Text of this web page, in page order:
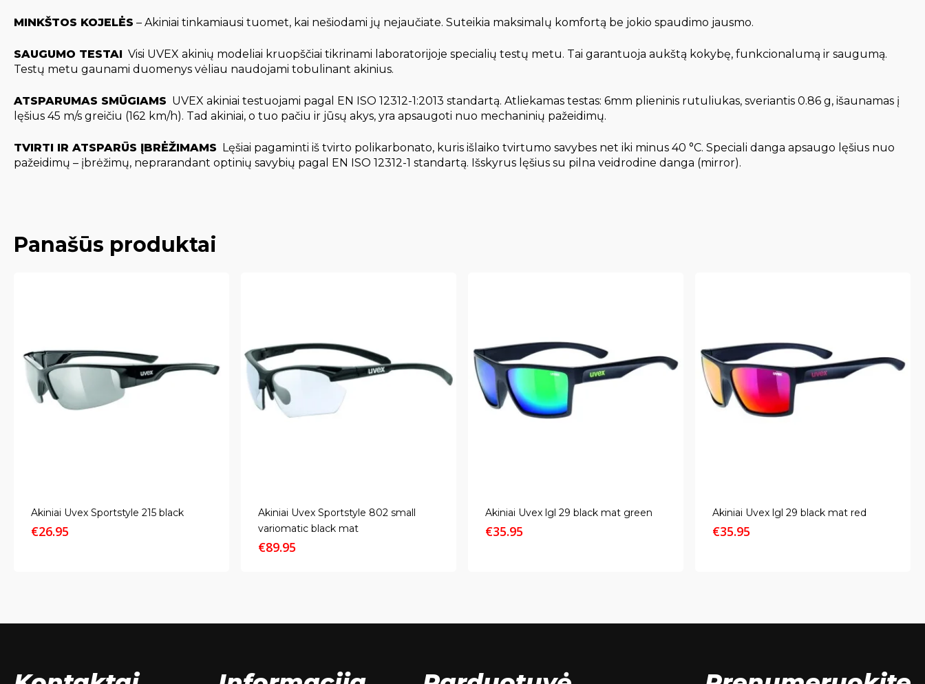
MINKŠTOS KOJELĖS – Akiniai tinkamiausi tuomet, kai nešiodami jų nejaučiate. Suteikia maksimalų komfortą be jokio spaudimo jausmo.
SAUGUMO TESTAI  Visi UVEX akinių modeliai kruopščiai tikrinami laboratorijoje specialių testų metu. Tai garantuoja aukštą kokybę, funkcionalumą ir saugumą.
Testų metu gaunami duomenys vėliau naudojami tobulinant akinius.
ATSPARUMAS SMŪGIAMS  UVEX akiniai testuojami pagal EN ISO 12312-1:2013 standartą. Atliekamas testas: 6mm plieninis rutuliukas, sveriantis 0.86 g, išaunamas į
lęšius 45 m/s greičiu (162 km/h). Tad akiniai, o tuo pačiu ir jūsų akys, yra apsaugoti nuo mechaninių pažeidimų.
TVIRTI IR ATSPARŪS ĮBRĖŽIMAMS  Lęšiai pagaminti iš tvirto polikarbonato, kuris išlaiko tvirtumo savybes net iki minus 40 °C. Speciali danga apsaugo lęšius nuo
pažeidimų – įbrėžimų, neprarandant optinių savybių pagal EN ISO 12312-1 standartą. Išskyrus lęšius su pilna veidrodine danga (mirror).
Panašūs produktai
Akiniai Uvex Sportstyle 215 black
€26.95
Akiniai Uvex Sportstyle 802 small
variomatic black mat
€89.95
Akiniai Uvex lgl 29 black mat green
€35.95
Akiniai Uvex lgl 29 black mat red
€35.95